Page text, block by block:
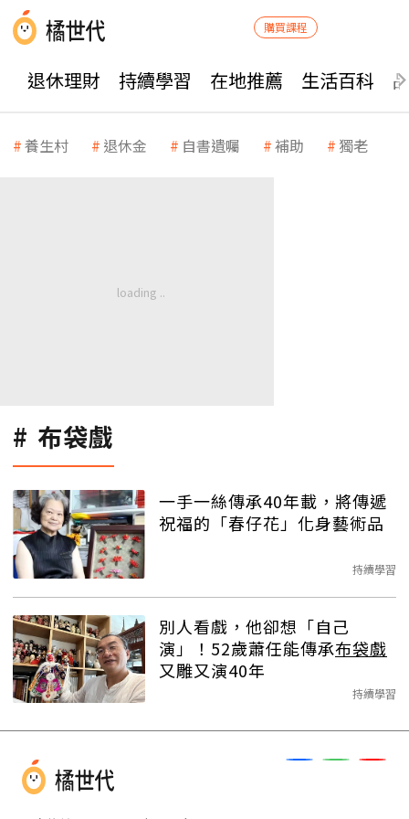
購買課程
退休理財 持續學習 在地推薦 生活百科
養生村 退休金 自書遺囑 補助 獨老
布袋戲
一手一絲傳承40年載，將傳遞
祝福的「春仔花」化身藝術品
持續學習
別人看戲，他卻想「自己
演」！52歲蕭任能傳承布袋戲
又雕又演40年
持續學習